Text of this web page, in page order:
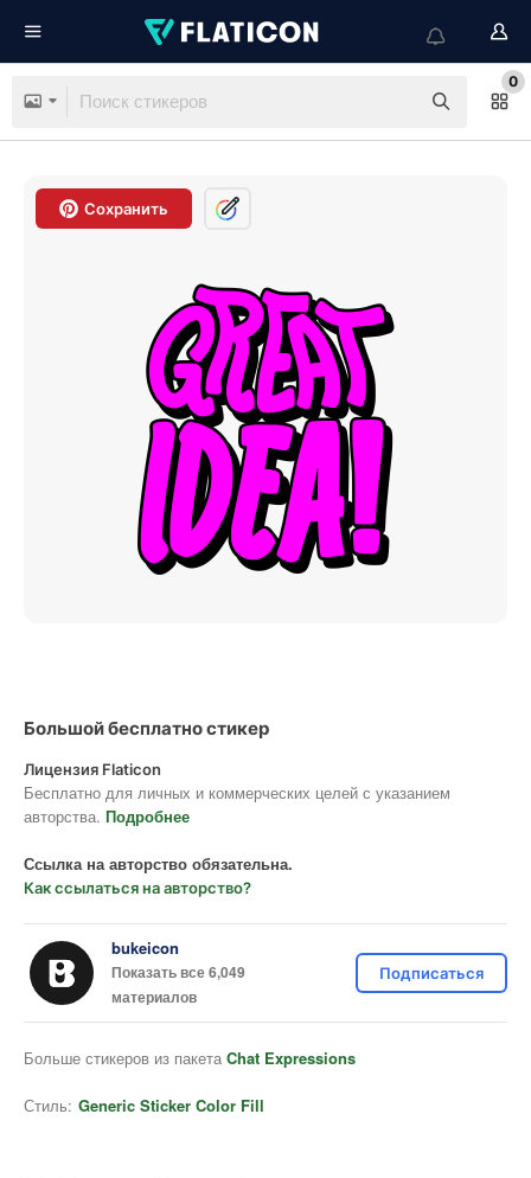
0
Сохранить
Большой бесплатно стикер
Лицензия Flaticon
Бесплатно для личных и коммерческих целей с указанием
авторства. Подробнее
Ссылка на авторство обязательна.
Как ссылаться на авторство?
bukeicon
Показать все 6,049
материалов
Подписаться
Больше стикеров из пакета Chat Expressions
Стиль: Generic Sticker Color Fill